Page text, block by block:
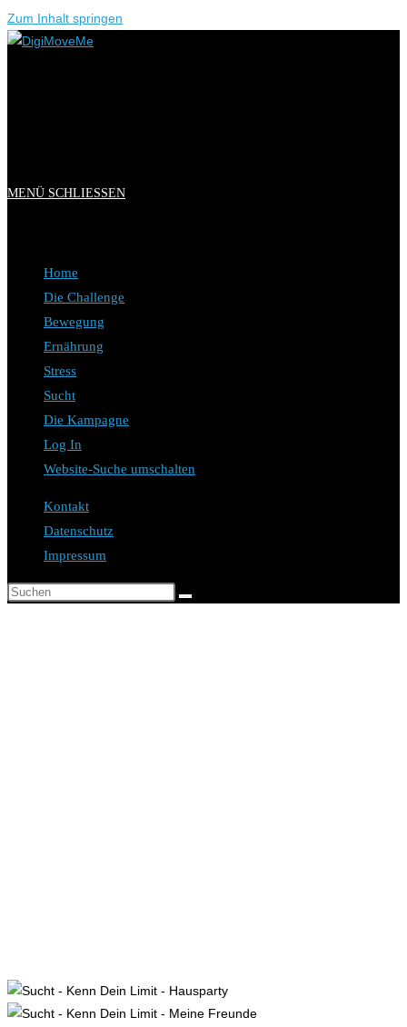
Zum Inhalt springen
MENÜ SCHLIESSEN
Home
Die Challenge
Bewegung
Ernährung
Stress
Sucht
Die Kampagne
Log In
Website-Suche umschalten
Kontakt
Datenschutz
Impressum